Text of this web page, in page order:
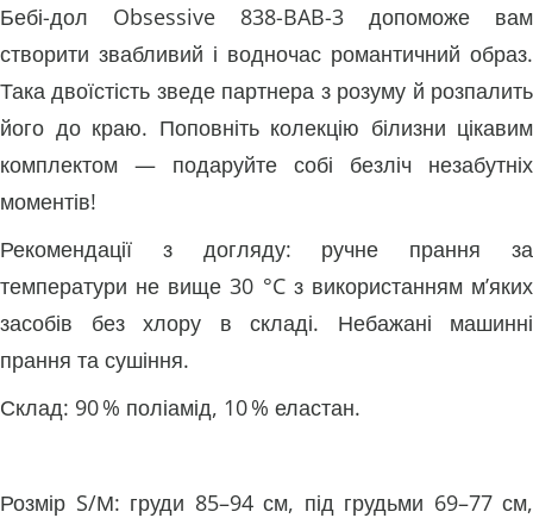
Бебі-дол Obsessive 838-BAB-3 допоможе вам
створити звабливий і водночас романтичний образ.
Така двоїстість зведе партнера з розуму й розпалить
його до краю. Поповніть колекцію білизни цікавим
комплектом — подаруйте собі безліч незабутніх
моментів!
Рекомендації з догляду: ручне прання за
температури не вище 30 °C з використанням м’яких
засобів без хлору в складі. Небажані машинні
прання та сушіння.
Склад: 90 % поліамід, 10 % еластан.
Розмір S/М: груди 85–94 см, під грудьми 69–77 см,